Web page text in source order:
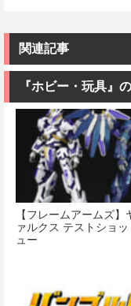
Ver.〈ファー
トエンゲージ
160mm ノン
ケール プラモ
価格：
関連記事
『ホビー・玩具』
【フレームアームズ】
ァルクス テストショ
ュー